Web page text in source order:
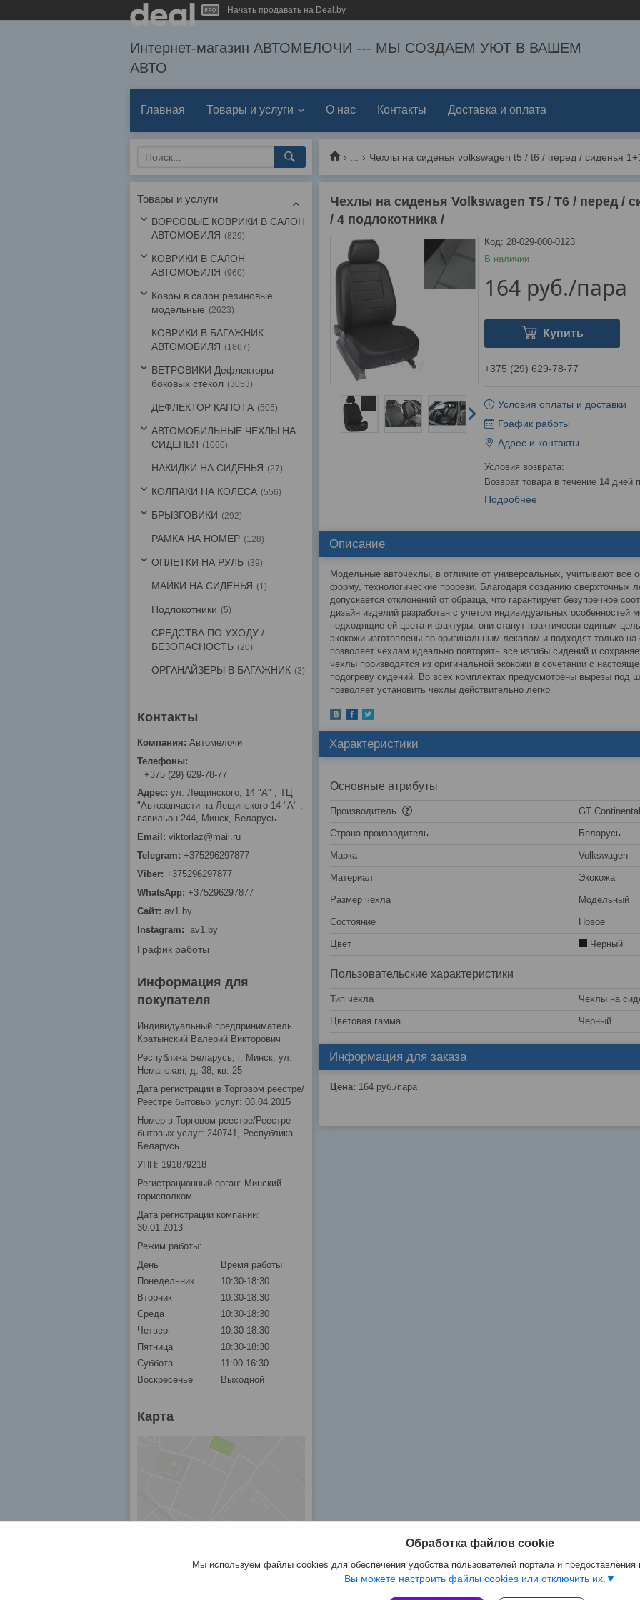
Начать продавать на Deal.by
Интернет-магазин АВТОМЕЛОЧИ --- МЫ СОЗДАЕМ УЮТ В ВАШЕМ
АВТО
Главная Товары и услуги О нас Контакты Доставка и оплата
Чехлы на сиденья volkswagen t5 / t6 / перед / сиденья
Чехлы на сиденья Volkswagen T5 / T6 / перед /
/ 4 подлокотника /
В наличии
Код: 28-029-000-0123
164 руб./пара
Купить
+375 (29) 629-78-77
Условия оплаты и доставки
График работы
Адрес и контакты
возврат товара в течение 14 дней
Подробнее
Описание
Модельные авточехлы, в отличие от универсальных, учитывают все
форму, технологические прорези. Благодаря созданию сверхточных
допускается отклонений от образца, что гарантирует безупречное
дизайн изделий разработан с учетом индивидуальных особенностей
подходящие ей цвета и фактуры, они станут практически единым
экокожи изготовлены по оригинальным лекалам и подходят только
позволяет чехлам идеально повторять все изгибы сидений и
чехлы производятся из оригинальной экокожи в сочетании с
подогреву сидений. Во всех комплектах предусмотрены вырезы под
позволяет установить чехлы действительно легко
Характеристики
Основные атрибуты
Производитель GT Continental
Страна производитель Беларусь
Марка Volkswagen
Материал Экокожа
Размер чехла Модельный
Состояние Новое
Цвет Черный
Пользовательские характеристики
Тип чехла Чехлы на
Цветовая гамма Черный
Информация для заказа
Цена: 164 руб./пара
Товары и услуги
ВОРСОВЫЕ КОВРИКИ В САЛОН
АВТОМОБИЛЯ
829
КОВРИКИ В САЛОН
АВТОМОБИЛЯ
960
Ковры в салон резиновые
модельные
2623
КОВРИКИ В БАГАЖНИК
АВТОМОБИЛЯ
1867
ВЕТРОВИКИ Дефлекторы
боковых стекол
3053
ДЕФЛЕКТОР КАПОТА 505
АВТОМОБИЛЬНЫЕ ЧЕХЛЫ НА
СИДЕНЬЯ
1060
НАКИДКИ НА СИДЕНЬЯ 27
КОЛПАКИ НА КОЛЕСА 556
БРЫЗГОВИКИ 292
РАМКА НА НОМЕР 128
ОПЛЕТКИ НА РУЛЬ 39
МАЙКИ НА СИДЕНЬЯ 1
Подлокотники 5
СРЕДСТВА ПО УХОДУ /
БЕЗОПАСНОСТЬ
20
ОРГАНАЙЗЕРЫ В БАГАЖНИК 3
Автомелочи
+375 (29) 629-78-77
ул. Лещинского, 14 "А" , ТЦ
"Автозапчасти на Лещинcкого 14 "A" ,
павильон 244, Минск, Беларусь
viktorlaz@mail.ru
+375296297877
+375296297877
+375296297877
av1.by
Instagram
av1.by
График работы
Информация для
покупателя
Индивидуальный предприниматель
Кратынский Валерий Викторович
Республика Беларусь, г. Минск, ул.
Неманская, д. 38, кв. 25
Дата регистрации в Торговом реестре/
Реестре бытовых услуг: 08.04.2015
Номер в Торговом реестре/Реестре
бытовых услуг: 240741, Республика
Беларусь
УНП: 191879218
Регистрационный орган: Минский
горисполком
Дата регистрации компании:
30.01.2013
Режим работы:
День
Время работы
Понедельник
10:30-18:30
Вторник
10:30-18:30
Среда
10:30-18:30
Четверг
10:30-18:30
Пятница
10:30-18:30
Суббота
11:00-16:30
Воскресенье
Выходной
Карта
Обработка файлов cookie
Мы используем файлы cookies для обеспечения удобства пользователей портала и
Вы можете настроить файлы cookies или отключить их.